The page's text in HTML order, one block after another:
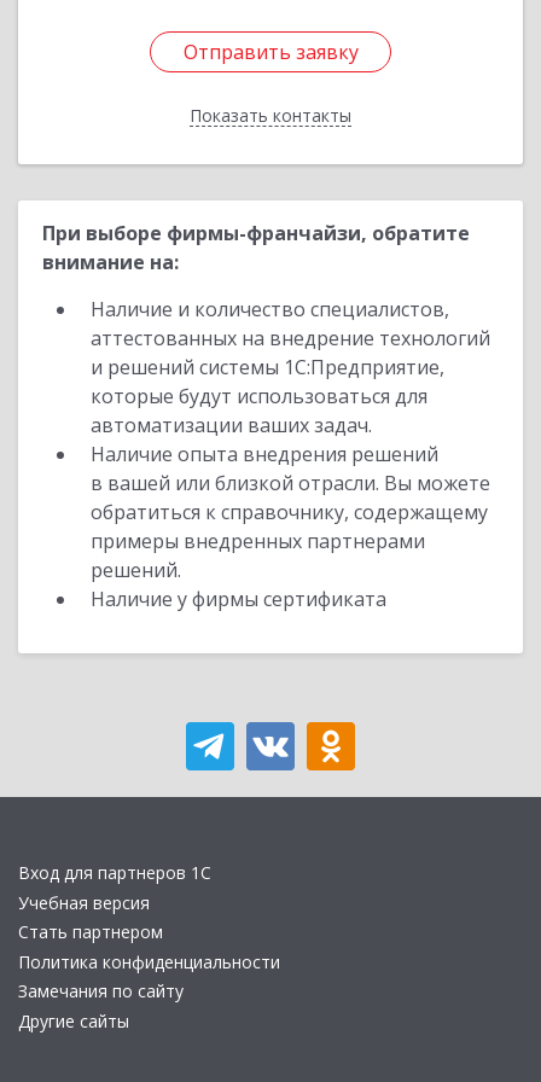
Отправить заявку
Показать контакты
Отправить заявку
Назад
При выборе фирмы-франчайзи, обратите
внимание на:
Наличие и количество специалистов,
аттестованных на внедрение технологий
и решений системы 1С:Предприятие,
которые будут использоваться для
автоматизации ваших задач.
Наличие опыта внедрения решений
в вашей или близкой отрасли. Вы можете
обратиться к справочнику, содержащему
примеры внедренных партнерами
решений.
Наличие у фирмы сертификата
Вход для партнеров 1С
Учебная версия
Стать партнером
Политика конфиденциальности
Замечания по сайту
Другие сайты